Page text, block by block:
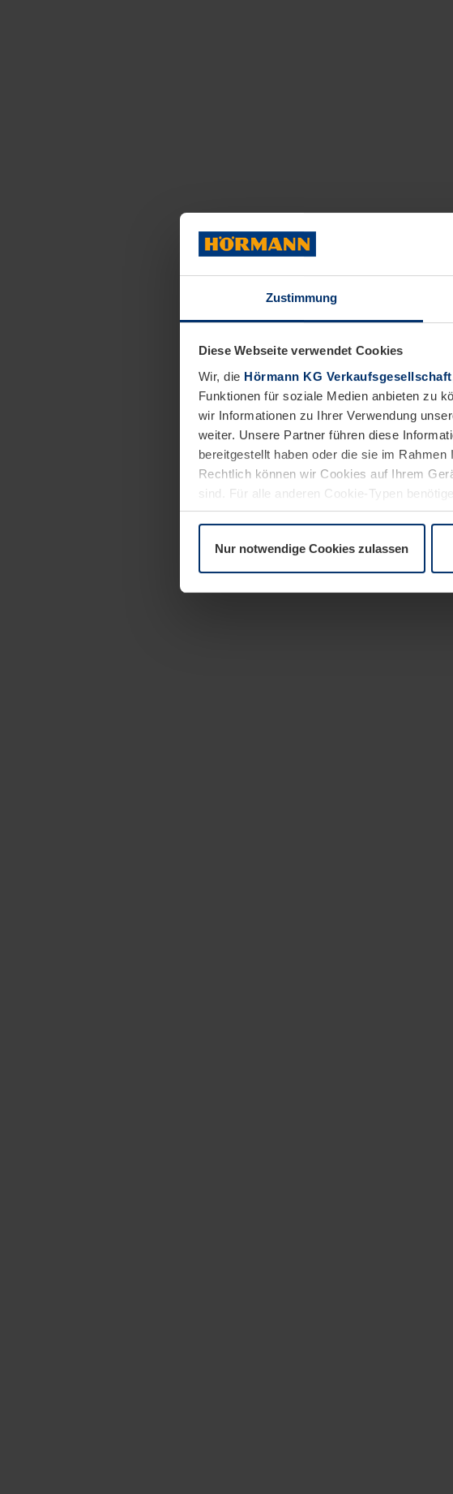
Zustimmung
Diese Webseite verwendet Cookies
Wir, die Hörmann KG Verkaufsgesellschaft
Funktionen für soziale Medien anbieten zu
wir Informationen zu Ihrer Verwendung
weiter. Unsere Partner führen diese
bereitgestellt haben oder die sie im
Rechtlich können wir Cookies auf Ihrem
sind. Für alle anderen Cookie-Typen
Erläuterung auf der Seite
Nur notwendige Cookies zulassen